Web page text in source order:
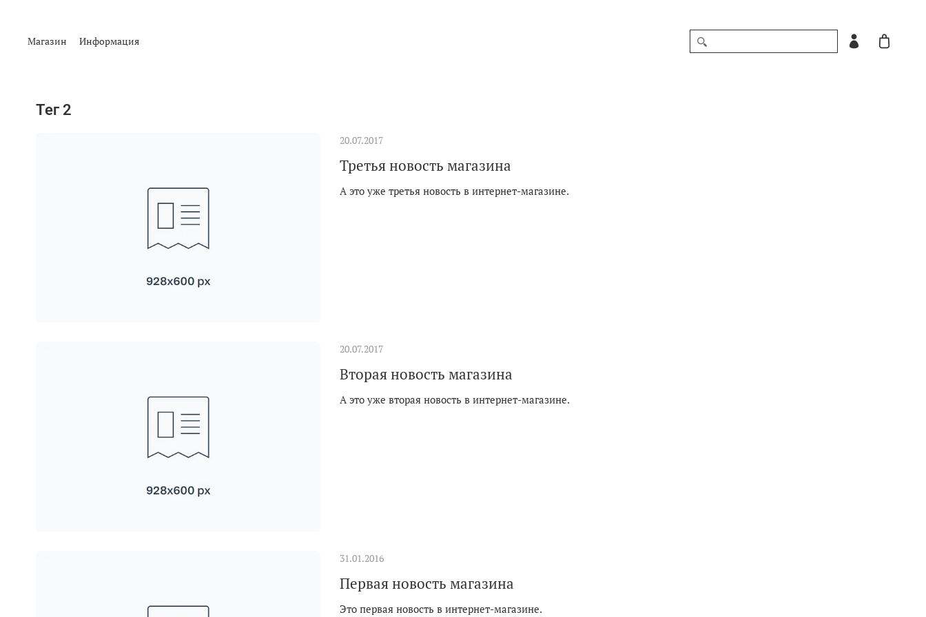
Магазин Информация
тег 2
Третья новость магазина
А это уже третья новость в интернет-магазине.
20.07.2017
Вторая новость магазина
А это уже вторая новость в интернет-магазине.
20.07.2017
Первая новость магазина
Это первая новость в интернет-магазине.
31.01.2016